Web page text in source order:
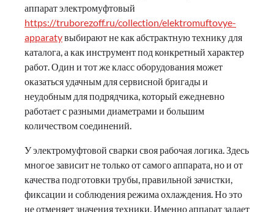
аппарат электромуфтовый
https://truborezoff.ru/collection/elektromuftovye-
apparatyвыбирают не как абстрактную технику для
каталога, а как инструмент под конкретный характер
работ. Один и тот же класс оборудования может
оказаться удачным для сервисной бригады и
неудобным для подрядчика, который ежедневно
работает с разными диаметрами и большим
количеством соединений.
У электромуфтовой сварки своя рабочая логика. Здесь
многое зависит не только от самого аппарата, но и от
качества подготовки трубы, правильной зачистки,
фиксации и соблюдения режима охлаждения. Но это
не отменяет значения техники. Именно аппарат задает